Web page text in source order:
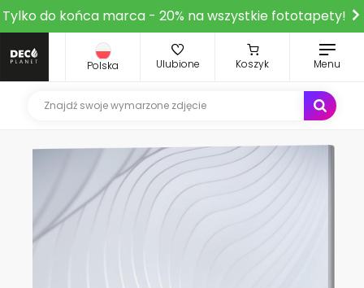
Tylko do końca marca - 20% na wszystkie fototapety!
Polska Ulubione Koszyk Menu